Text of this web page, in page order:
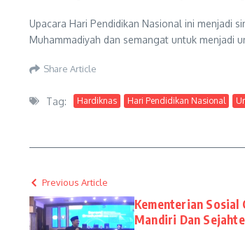
Upacara Hari Pendidikan Nasional ini menjadi
Muhammadiyah dan semangat untuk menjadi
Share Article
Tag: Hardiknas Hari Pendidikan Nasional
Previous Article
Kementerian Sosial
Mandiri Dan